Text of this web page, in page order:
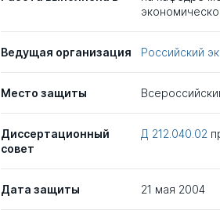
Ведущая организация Российский
Место защиты
Диссертационный
совет
Д 212.040.02
Дата защиты 21 мая 2004